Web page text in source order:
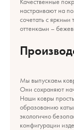
Ширина, см
До
Другое
ВИРТУАЛЬНАЯ
настраивают на
сочетать с
оттенками –
Мы выпускаем
Они сохраняют
Наши ковры
образованию
экологично
конфигурации